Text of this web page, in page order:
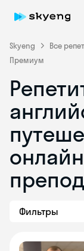
Skyeng Все
Премиум
Фильтры
Skyeng Chat